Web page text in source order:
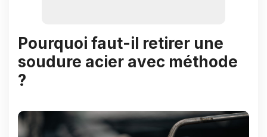
Pourquoi faut-il retirer une
soudure acier avec méthode
?